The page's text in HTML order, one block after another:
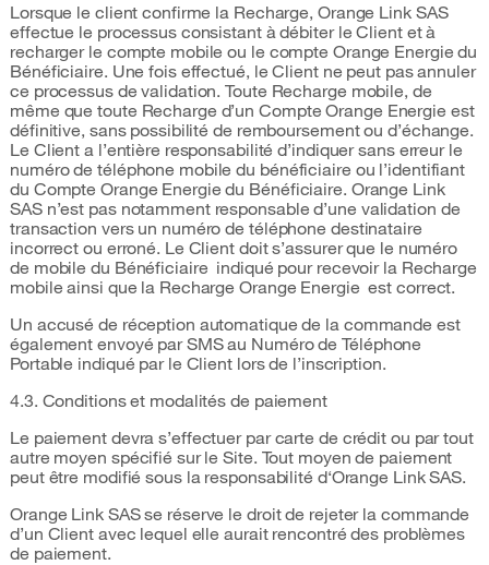
Lorsque le client confirme la Recharge, Orange Link SAS
effectue le processus consistant à débiter le Client et à
recharger le compte mobile ou le compte Orange Energie du
Bénéficiaire. Une fois effectué, le Client ne peut pas annuler
ce processus de validation. Toute Recharge mobile, de
même que toute Recharge d’un Compte Orange Energie est
définitive, sans possibilité de remboursement ou d’échange.
Le Client a l’entière responsabilité d’indiquer sans erreur le
numéro de téléphone mobile du bénéficiaire ou l’identifiant
du Compte Orange Energie du Bénéficiaire. Orange Link
SAS n’est pas notamment responsable d’une validation de
transaction vers un numéro de téléphone destinataire
incorrect ou erroné. Le Client doit s’assurer que le numéro
de mobile du Bénéficiaire indiqué pour recevoir la Recharge
mobile ainsi que la Recharge Orange Energie est correct.
Un accusé de réception automatique de la commande est
également envoyé par SMS au Numéro de Téléphone
Portable indiqué par le Client lors de l’inscription.
4.3. Conditions et modalités de paiement
Le paiement devra s’effectuer par carte de crédit ou par tout
autre moyen spécifié sur le Site. Tout moyen de paiement
peut être modifié sous la responsabilité d‘Orange Link SAS.
Orange Link SAS se réserve le droit de rejeter la commande
d’un Client avec lequel elle aurait rencontré des problèmes
de paiement.